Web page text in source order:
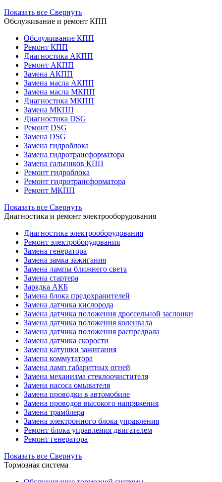
Показать все Свернуть
Обслуживание и ремонт КПП
Обслуживание КПП
Ремонт КПП
Диагностика АКПП
Ремонт АКПП
Замена АКПП
Замена масла АКПП
Замена масла МКПП
Диагностика МКПП
Замена МКПП
Диагностика DSG
Ремонт DSG
Замена DSG
Замена гидроблока
Замена гидротрансформатора
Замена сальников КПП
Ремонт гидроблока
Ремонт гидротрансформатора
Ремонт МКПП
Показать все Свернуть
Диагностика и ремонт электрооборудования
Диагностика электрооборудования
Ремонт электроборудования
Замена генератора
Замена замка зажигания
Замена лампы ближнего света
Замена стартера
Зарядка АКБ
Замена блока предохранителей
Замена датчика кислорода
Замена датчика положения дроссельной заслонки
Замена датчика положения коленвала
Замена датчика положения распредвала
Замена датчика скорости
Замена катушки зажигания
Замена коммутатора
Замена ламп габаритных огней
Замена механизма стеклоочистителя
Замена насоса омывателя
Замена проводки в автомобиле
Замена проводов высокого напряжения
Замена трамблера
Замена электронного блока управления
Ремонт блока управления двигателем
Ремонт генератора
Показать все Свернуть
Тормозная система